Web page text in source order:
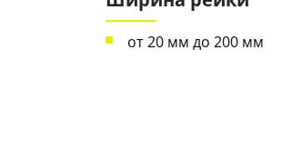
от 20 мм до 200 мм